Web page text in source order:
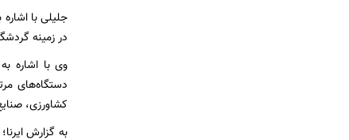
جلیلی با
در زمینه
وی با اشاره
دستگاه‌های
کشاورزی،